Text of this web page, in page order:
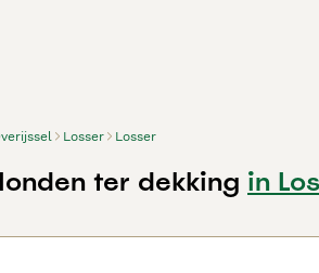
Losser Losser
ter dekking in